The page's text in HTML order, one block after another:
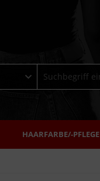
HAARFARBE/-PFLEGE